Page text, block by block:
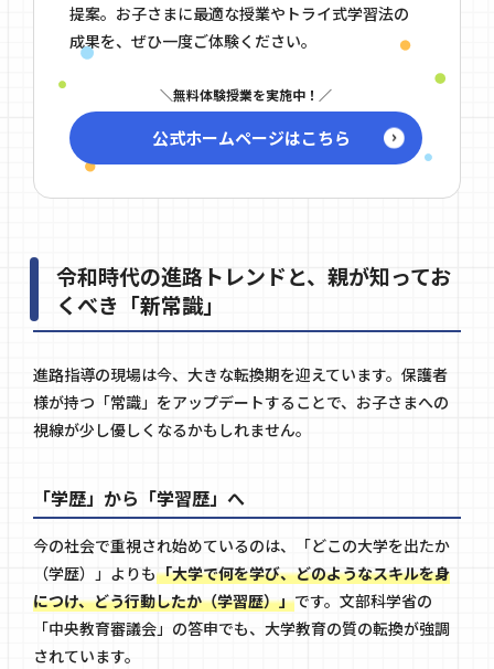
提案。お子さまに最適な授業やトライ式学習法の
成果を、ぜひ一度ご体験ください。
無料体験授業を実施中！
公式ホームページはこちら
令和時代の進路トレンドと、親が知ってお
くべき「新常識」
進路指導の現場は今、大きな転換期を迎えています。保護者
様が持つ「常識」をアップデートすることで、お子さまへの
視線が少し優しくなるかもしれません。
「学歴」から「学習歴」へ
今の社会で重視され始めているのは、「どこの大学を出たか
（学歴）」よりも「大学で何を学び、どのようなスキルを身
につけ、どう行動したか（学習歴）」です。文部科学省の
「中央教育審議会」の答申でも、大学教育の質の転換が強調
されています。